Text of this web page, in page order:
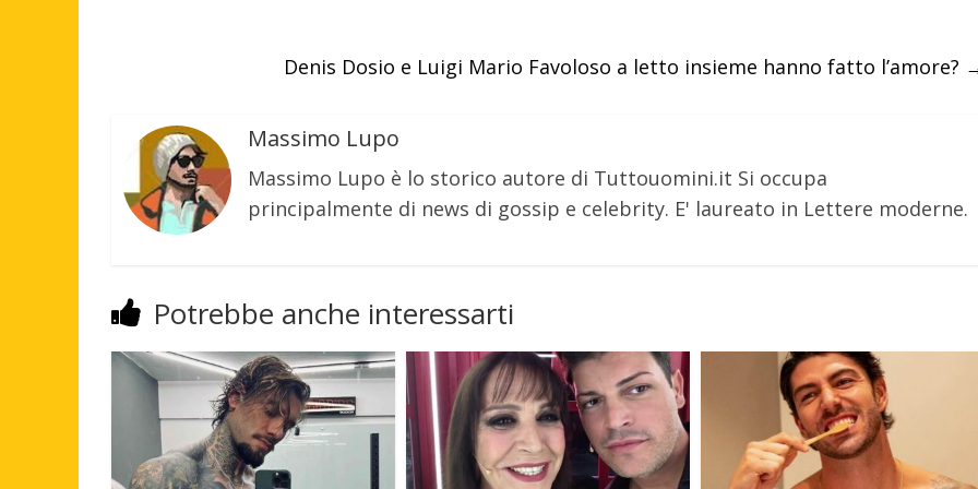
Denis Dosio e Luigi Mario Favoloso a letto insieme hanno fatto l’amore?
Massimo Lupo
Massimo Lupo è lo storico autore di Tuttouomini.it Si occupa
principalmente di news di gossip e celebrity. E' laureato in Lettere moderne.
Potrebbe anche interessarti